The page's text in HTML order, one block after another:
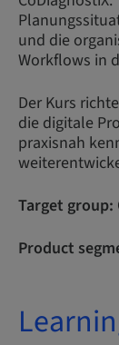
und die
Workflows in
Der Kurs
die digitale
praxisnah
Target group:
Product